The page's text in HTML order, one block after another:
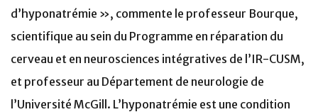
d’hyponatrémie », commente le professeur Bourque,
scientifique au sein du Programme en réparation du
cerveau et en neurosciences intégratives de l’IR-CUSM,
et professeur au Département de neurologie de
l’Université McGill. L’hyponatrémie est une condition